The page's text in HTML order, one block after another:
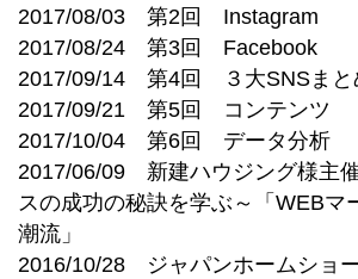
2017/08/03 第2回 Instagram
2017/08/24 第3回 Facebook
2017/09/14 第4回 ３大SNSまと
2017/09/21 第5回 コンテンツ
2017/10/04 第6回 データ分析
2017/06/09 新建ハウジング様主
スの成功の秘訣を学ぶ～「WEBマ
潮流」
2016/10/28 ジャパンホームショ